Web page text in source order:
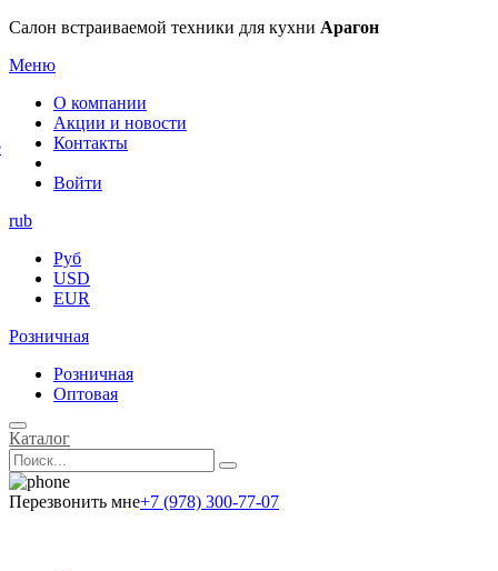
Салон встраиваемой техники для кухни Арагон
Меню
О компании
Акции и новости
Контакты
Войти
rub
Руб
USD
EUR
Розничная
Розничная
Оптовая
Каталог
Перезвонить мне+7 (978) 300-77-07